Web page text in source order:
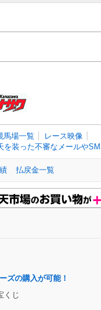
馬場一覧
レース映像
を装った不審なメールや
払戻金一覧
ズの購入が可能！
くじ